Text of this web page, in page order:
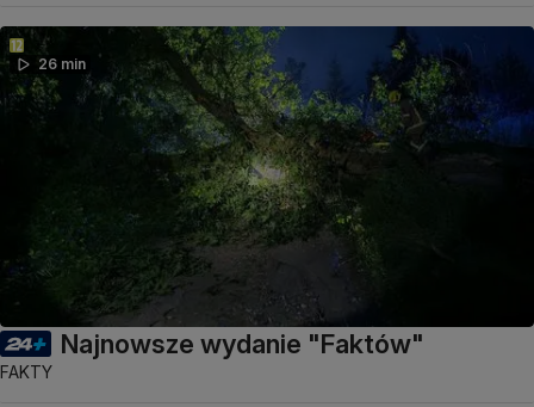
26 min
Najnowsze wydanie "Faktów"
FAKTY